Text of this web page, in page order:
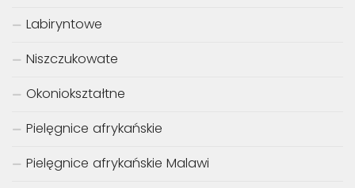
Labiryntowe
Niszczukowate
Okoniokształtne
Pielęgnice afrykańskie
Pielęgnice afrykańskie Malawi